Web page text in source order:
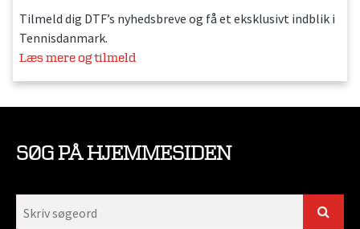
Tilmeld dig DTF’s nyhedsbreve og få et eksklusivt indblik i
Tennisdanmark.
Læs mere og tilmeld
SØG PÅ HJEMMESIDEN